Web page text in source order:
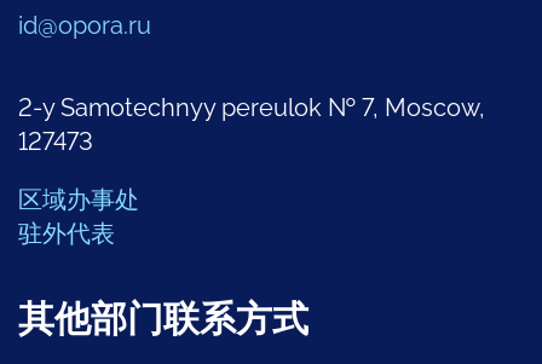
id@opora.ru
2-y Samotechnyy pereulok № 7, Moscow,
127473
区域办事处
驻外代表
其他部门联系方式